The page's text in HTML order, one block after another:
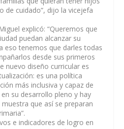
de cuidado”, dijo la vicejefa
explicó: “Queremos que
puedan alcanzar su
eso tenemos que darles todas
desde sus primeros
nuevo diseño curricular es
es una política
más inclusiva y capaz de
su desarrollo pleno y hay
que así se preparan
e indicadores de logro en